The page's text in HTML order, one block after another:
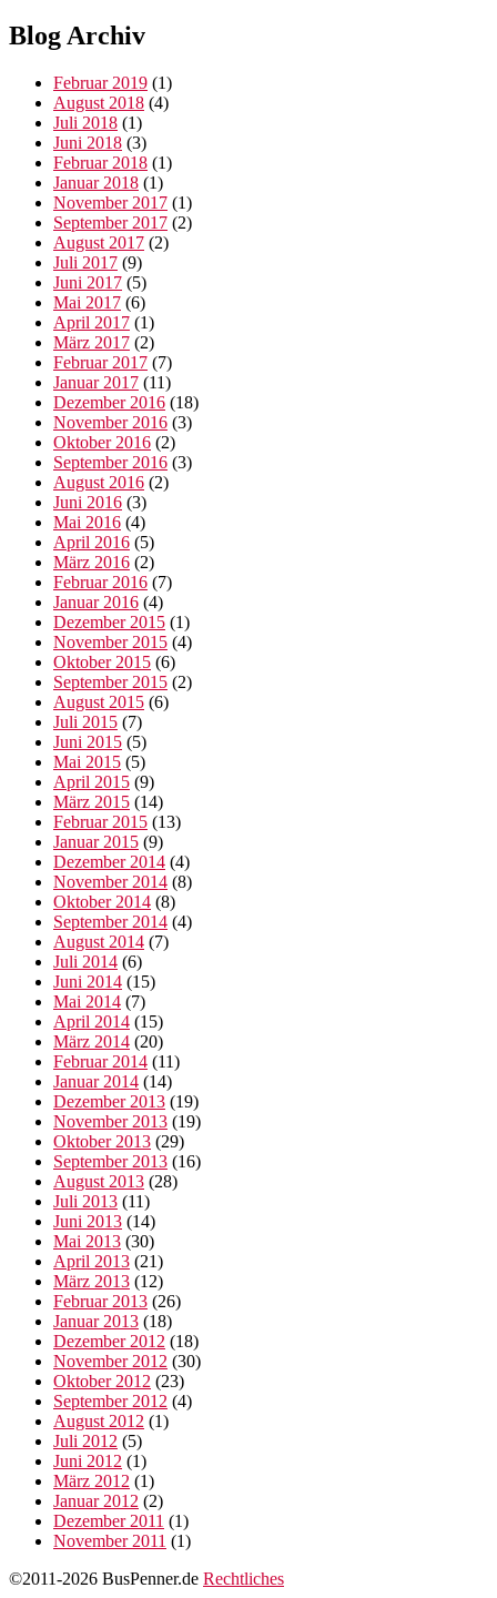
Blog Archiv
Februar 2019 (1)
August 2018 (4)
Juli 2018 (1)
Juni 2018 (3)
Februar 2018 (1)
Januar 2018 (1)
November 2017 (1)
September 2017 (2)
August 2017 (2)
Juli 2017 (9)
Juni 2017 (5)
Mai 2017 (6)
April 2017 (1)
März 2017 (2)
Februar 2017 (7)
Januar 2017 (11)
Dezember 2016 (18)
November 2016 (3)
Oktober 2016 (2)
September 2016 (3)
August 2016 (2)
Juni 2016 (3)
Mai 2016 (4)
April 2016 (5)
März 2016 (2)
Februar 2016 (7)
Januar 2016 (4)
Dezember 2015 (1)
November 2015 (4)
Oktober 2015 (6)
September 2015 (2)
August 2015 (6)
Juli 2015 (7)
Juni 2015 (5)
Mai 2015 (5)
April 2015 (9)
März 2015 (14)
Februar 2015 (13)
Januar 2015 (9)
Dezember 2014 (4)
November 2014 (8)
Oktober 2014 (8)
September 2014 (4)
August 2014 (7)
Juli 2014 (6)
Juni 2014 (15)
Mai 2014 (7)
April 2014 (15)
März 2014 (20)
Februar 2014 (11)
Januar 2014 (14)
Dezember 2013 (19)
November 2013 (19)
Oktober 2013 (29)
September 2013 (16)
August 2013 (28)
Juli 2013 (11)
Juni 2013 (14)
Mai 2013 (30)
April 2013 (21)
März 2013 (12)
Februar 2013 (26)
Januar 2013 (18)
Dezember 2012 (18)
November 2012 (30)
Oktober 2012 (23)
September 2012 (4)
August 2012 (1)
Juli 2012 (5)
Juni 2012 (1)
März 2012 (1)
Januar 2012 (2)
Dezember 2011 (1)
November 2011 (1)
©2011-2026 BusPenner.de Rechtliches